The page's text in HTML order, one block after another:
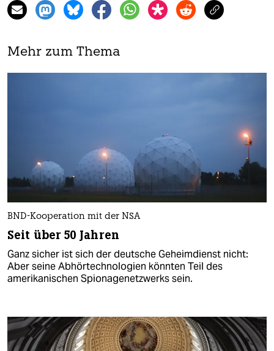
Mehr zum Thema
BND-Kooperation mit der NSA
Seit über 50 Jahren
Ganz sicher ist sich der deutsche Geheimdienst nicht:
Aber seine Abhörtechnologien könnten Teil des
amerikanischen Spionagenetzwerks sein.